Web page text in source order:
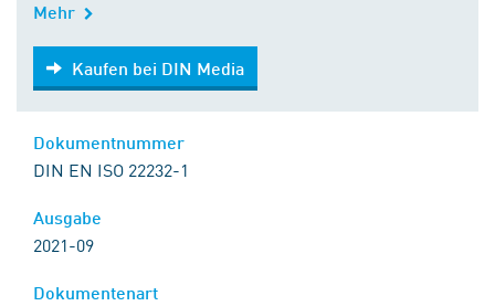
Mehr
Kaufen bei DIN Media
Kaufen bei DIN Media
DIN EN ISO 22232-1
2021-09